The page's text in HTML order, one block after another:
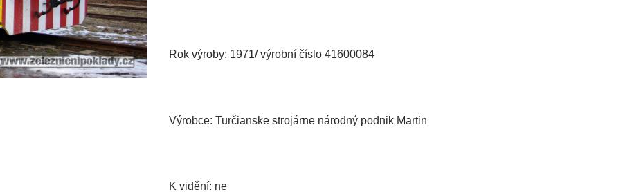
Rok výroby: 1971/ výrobní číslo 41600084
Výrobce: Turčianske strojárne národný podnik Martin
K vidění: ne